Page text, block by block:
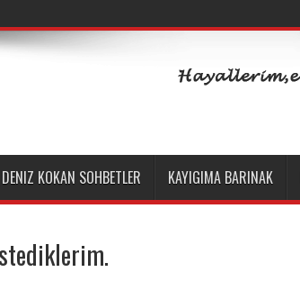
DENIZ KOKAN SOHBETLER KAYIGIMA BARINAK